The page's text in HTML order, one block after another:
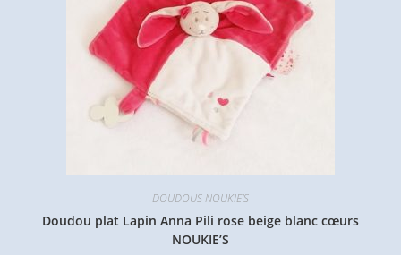
DOUDOUS NOUKIE'S
Doudou plat Lapin Anna Pili rose beige blanc cœurs
NOUKIE’S